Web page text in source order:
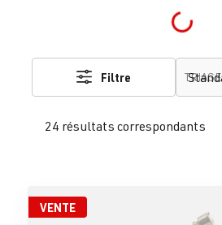
24 résultats correspondants
Filtre TRIAGE
VENTE